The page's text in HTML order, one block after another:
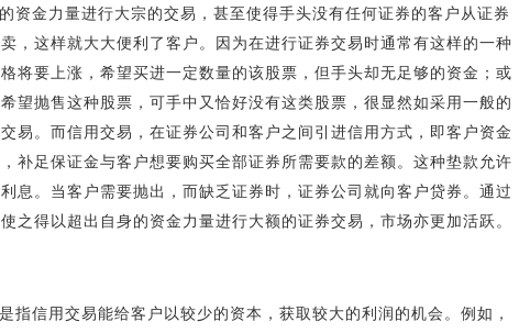
资金力量进行大宗的交易，甚至使得手头没有任何证券的客户从证券
，这样就大大便利了客户。因为在进行证券交易时通常有这样的一种
将要上涨，希望买进一定数量的该股票，但手头却无足够的资金；或
望抛售这种股票，可手中又恰好没有这类股票，很显然如采用一般的
易。而信用交易，在证券公司和客户之间引进信用方式，即客户资金
补足保证金与客户想要购买全部证券所需要款的差额。这种垫款允许
息。当客户需要抛出，而缺乏证券时，证券公司就向客户贷券。通过
之得以超出自身的资金力量进行大额的证券交易，市场亦更加活跃。
指信用交易能给客户以较少的资本，获取较大的利润的机会。例如，